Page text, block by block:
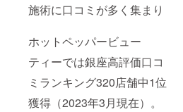
施術に口コミが多く集まり
ホットペッパービュー
ティーでは銀座高評価口コ
ミランキング320店舗中1位
獲得（2023年3月現在）。